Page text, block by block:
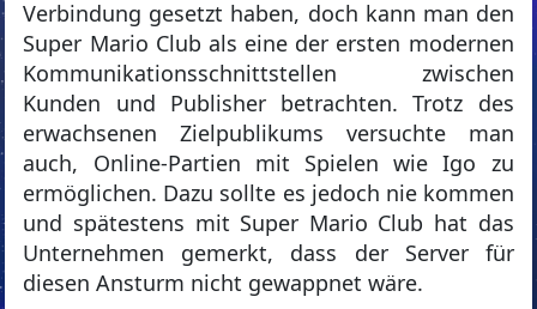
Verbindung gesetzt haben, doch kann man den
Super Mario Club als eine der ersten modernen
Kommunikationsschnittstellen zwischen
Kunden und Publisher betrachten. Trotz des
erwachsenen Zielpublikums versuchte man
auch, Online-Partien mit Spielen wie Igo zu
ermöglichen. Dazu sollte es jedoch nie kommen
und spätestens mit Super Mario Club hat das
Unternehmen gemerkt, dass der Server für
diesen Ansturm nicht gewappnet wäre.